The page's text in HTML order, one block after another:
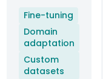
Fine-tuning
Domain
adaptation
Custom
datasets